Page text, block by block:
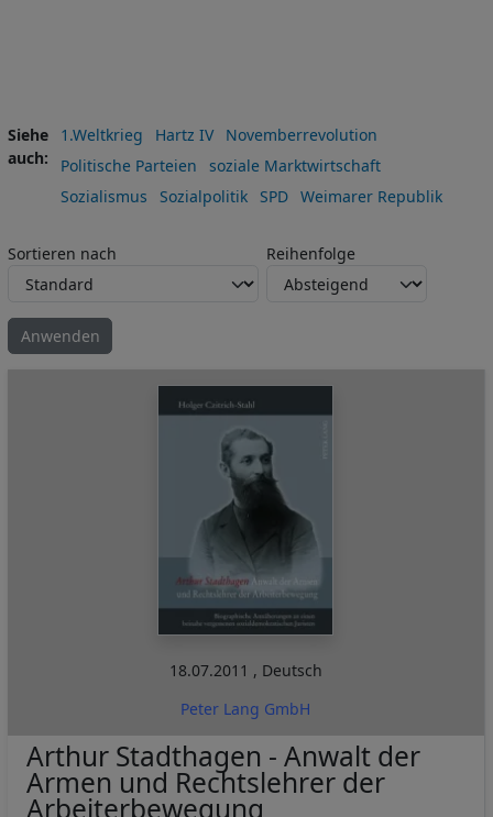
Siehe
auch
1.Weltkrieg Hartz IV
Novemberrevolution
Politische Parteien
soziale Marktwirtschaft
Sozialismus
Sozialpolitik SPD Weimarer Republik
Sortieren nach Reihenfolge
18.07.2011 , Deutsch
Peter Lang GmbH
Arthur Stadthagen - Anwalt der
Armen und Rechtslehrer der
Arbeiterbewegung